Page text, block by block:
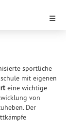
sportliche
mit eigenen
eine wichtige
von
Der